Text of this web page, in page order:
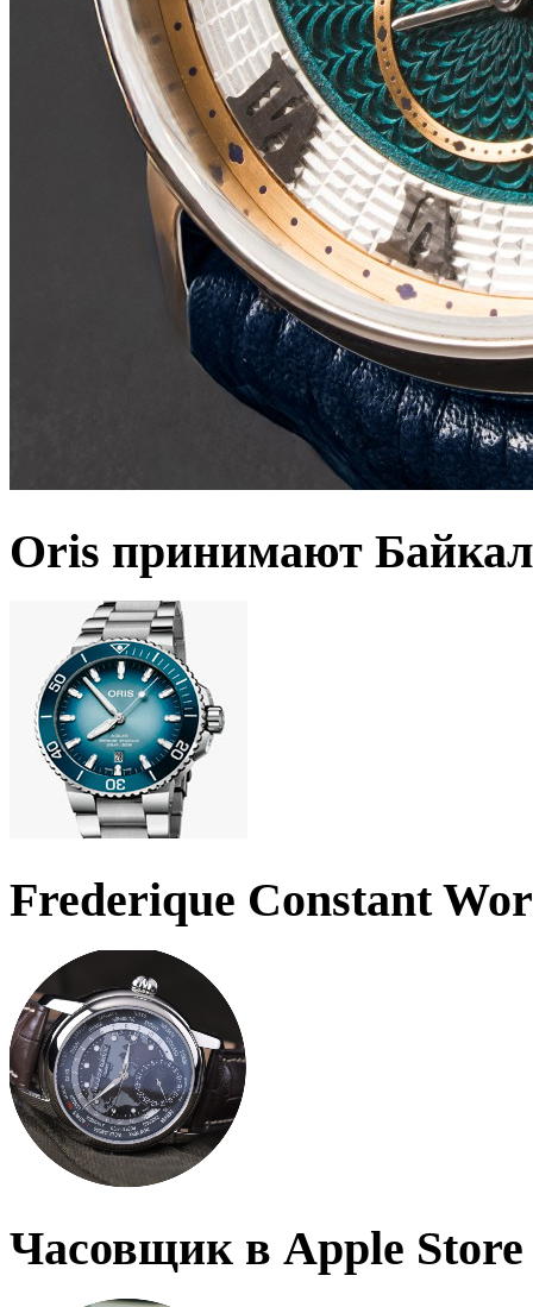
Oris принимают
Frederique Constant
Часовщик в Apple Store